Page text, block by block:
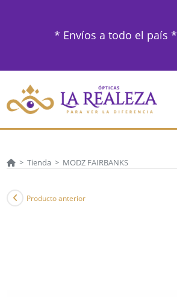
* Envíos a todo el país *
> Tienda > MODZ FAIRBANKS
Producto anterior